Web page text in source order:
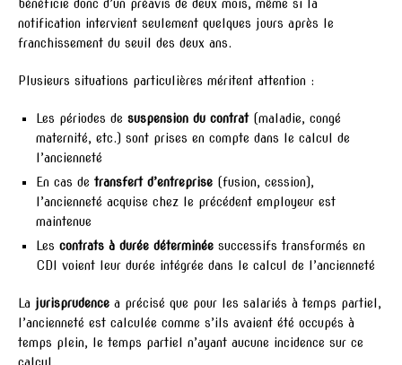
bénéficie donc d’un préavis de deux mois, même si la
notification intervient seulement quelques jours après le
franchissement du seuil des deux ans.
Plusieurs situations particulières méritent attention :
Les périodes de suspension du contrat(maladie, congé
maternité, etc.) sont prises en compte dans le calcul de
l’ancienneté
En cas de transfert d’entreprise (fusion, cession),
l’ancienneté acquise chez le précédent employeur est
maintenue
Les contrats à durée déterminée successifs transformés en
CDI voient leur durée intégrée dans le calcul de l’ancienneté
La jurisprudence a précisé que pour les salariés à temps partiel,
l’ancienneté est calculée comme s’ils avaient été occupés à
temps plein, le temps partiel n’ayant aucune incidence sur ce